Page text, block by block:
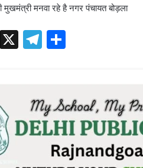
मनवा रहे है नगर पंचायत बोड़ला
W X
T
gr
a
m
e